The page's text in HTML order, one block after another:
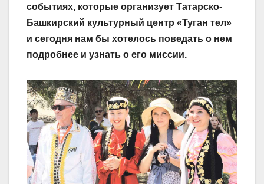
событиях, которые организует Татарско-
Башкирский культурный центр «Туган тел»
и сегодня нам бы хотелось поведать о нем
подробнее и узнать о его миссии.